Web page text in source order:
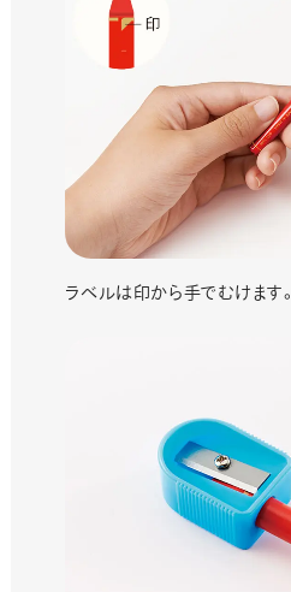
ラベルは印から手でむけます。